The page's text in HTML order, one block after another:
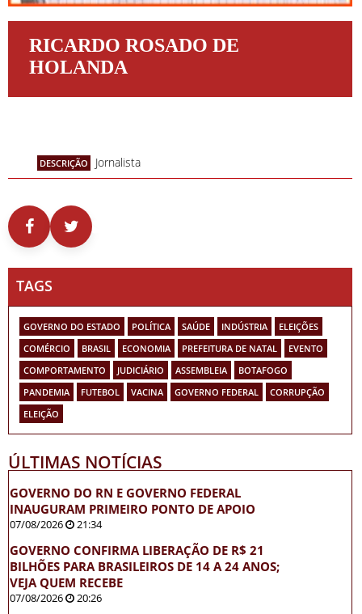
RICARDO ROSADO DE
HOLANDA
DESCRIÇÃO Jornalista
TAGS
GOVERNO DO ESTADO POLÍTICA SAÚDE INDÚSTRIA
ELEIÇÕES
COMÉRCIO
BRASIL ECONOMIA PREFEITURA DE NATAL
EVENTO
COMPORTAMENTO
JUDICIÁRIO ASSEMBLEIA
BOTAFOGO
PANDEMIA
FUTEBOL VACINA GOVERNO FEDERAL
CORRUPÇÃO
ELEIÇÃO
ÚLTIMAS NOTÍCIAS
GOVERNO DO RN E GOVERNO FEDERAL
INAUGURAM PRIMEIRO PONTO DE APOIO
07/08/2026 21:34
GOVERNO CONFIRMA LIBERAÇÃO DE R$ 21
BILHÕES PARA BRASILEIROS DE 14 A 24 ANOS;
VEJA QUEM RECEBE
07/08/2026 20:26